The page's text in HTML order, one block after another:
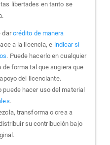
libertades en tanto se
darcrédito de manera
a la licencia, e indicar si
. Puede hacerlo en cualquier
de forma tal que sugiera que
del licenciante.
puede hacer uso del material
.
transforma o crea a
su contribución bajo